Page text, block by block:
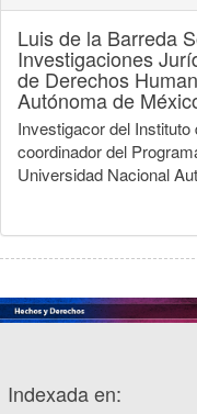
Luis de la Barreda
Investigaciones
de Derechos
Autónoma de
Investigacor del
coordinador del
Universidad Nacional
Indexada en: